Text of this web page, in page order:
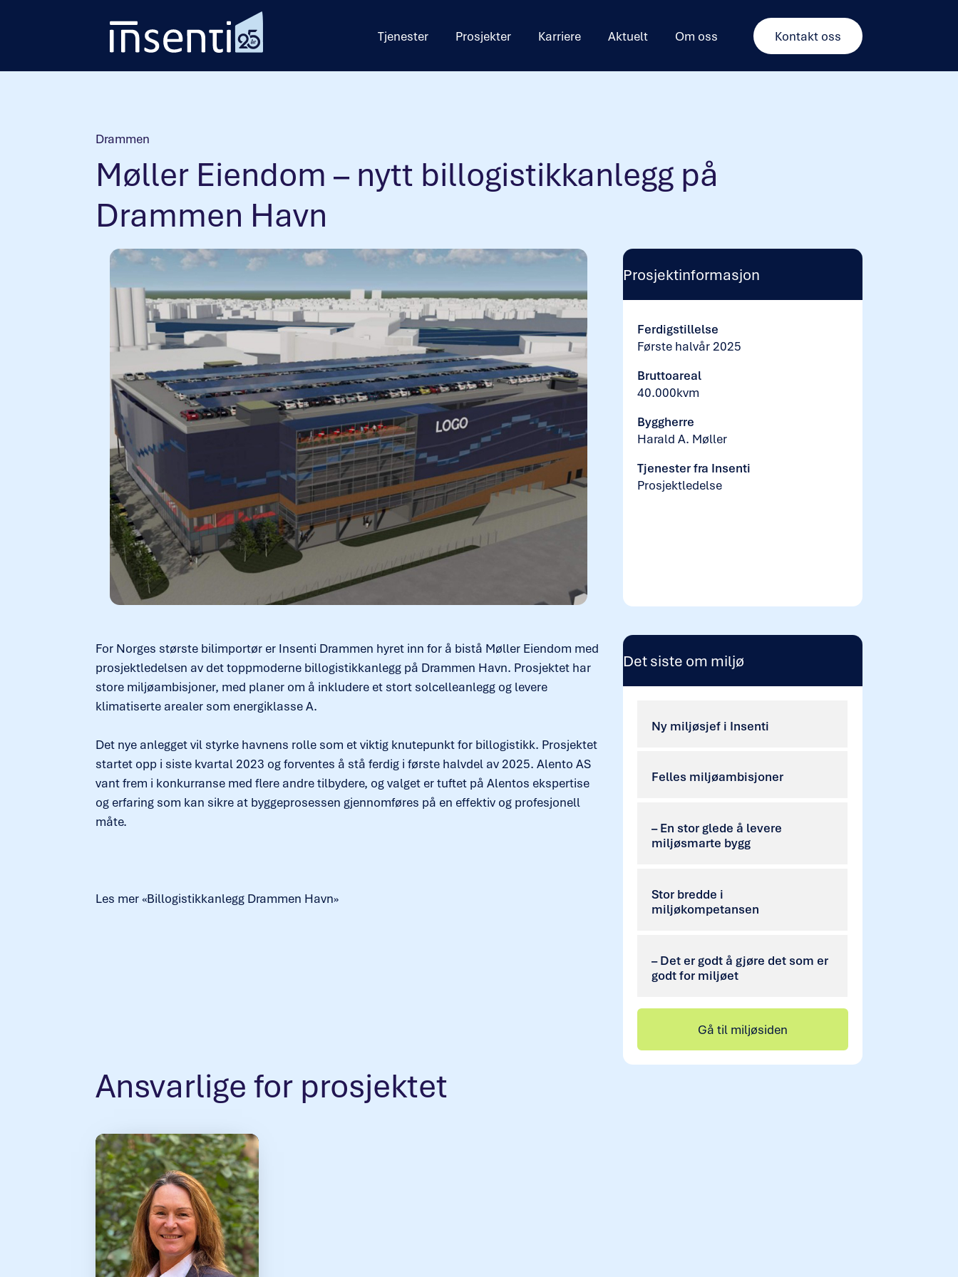
Tjenester Prosjekter Karriere Aktuelt Om oss Kontakt oss
Drammen
Møller Eiendom – nytt billogistikkanlegg på
Drammen Havn
For Norges største bilimportør er Insenti Drammen hyret inn for å bistå Møller Eiendom med
prosjektledelsen av det toppmoderne billogistikkanlegg på Drammen Havn. Prosjektet har
store miljøambisjoner, med planer om å inkludere et stort solcelleanlegg og levere
klimatiserte arealer som energiklasse A.
Det nye anlegget vil styrke havnens rolle som et viktig knutepunkt for billogistikk. Prosjektet
startet opp i siste kvartal 2023 og forventes å stå ferdig i første halvdel av 2025. Alento AS
vant frem i konkurranse med flere andre tilbydere, og valget er tuftet på Alentos ekspertise
og erfaring som kan sikre at byggeprosessen gjennomføres på en effektiv og profesjonell
måte.
Les mer «Billogistikkanlegg Drammen Havn»
Prosjektinformasjon
Ferdigstillelse
Første halvår 2025
Bruttoareal
40.000kvm
Byggherre
Harald A. Møller
Tjenester fra Insenti
Prosjektledelse
Det siste om miljø
Ny miljøsjef i Insenti
Felles miljøambisjoner
– En stor glede å levere
miljøsmarte bygg
Stor bredde i
miljøkompetansen
– Det er godt å gjøre det som er
godt for miljøet
Gå til miljøsiden
Ansvarlige for prosjektet